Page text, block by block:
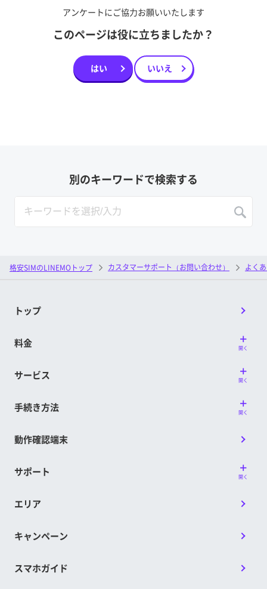
アンケートにご協力お願いいたします
このページは役に立ちましたか？
はい いいえ
別のキーワードで検索する
格安SIMのLINEMOトップ カスタマーサポート（お問い合わせ） よく
トップ
料金 開く
サービス 開く
手続き方法 開く
動作確認端末
サポート 開く
エリア
キャンペーン
スマホガイド